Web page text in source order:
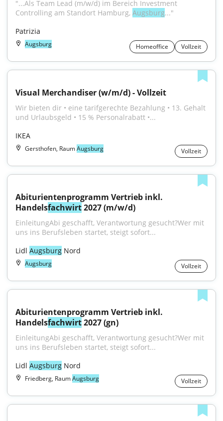
"...Als Team Lead (m/w/d) im Bereich Investment
Controlling am Standort Hamburg, Augsburg..."
Patrizia
Augsburg Homeoffice Vollzeit
Visual Merchandiser (w/m/d) - Vollzeit
Wir bieten dir • eine tarifgerechte Bezahlung • 13. Gehalt
und Urlaubsgeld • 15 % Personalrabatt •...
IKEA
Gersthofen, RaumAugsburg Vollzeit
Abiturientenprogramm Vertrieb inkl.
Handelsfachwirt 2027 (m/w/d)
EinleitungAbi geschafft, Verantwortung gesucht?Wer mit
uns ins Berufsleben startet, steigt sofort...
Lidl Augsburg Nord
Augsburg Vollzeit
Abiturientenprogramm Vertrieb inkl.
Handelsfachwirt 2027 (gn)
EinleitungAbi geschafft, Verantwortung gesucht?Wer mit
uns ins Berufsleben startet, steigt sofort...
Lidl Augsburg Nord
Friedberg, RaumAugsburg Vollzeit